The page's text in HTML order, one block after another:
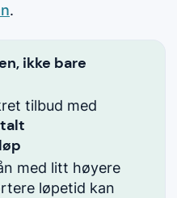
.
ikke bare
tilbud med
med litt høyere
løpetid kan